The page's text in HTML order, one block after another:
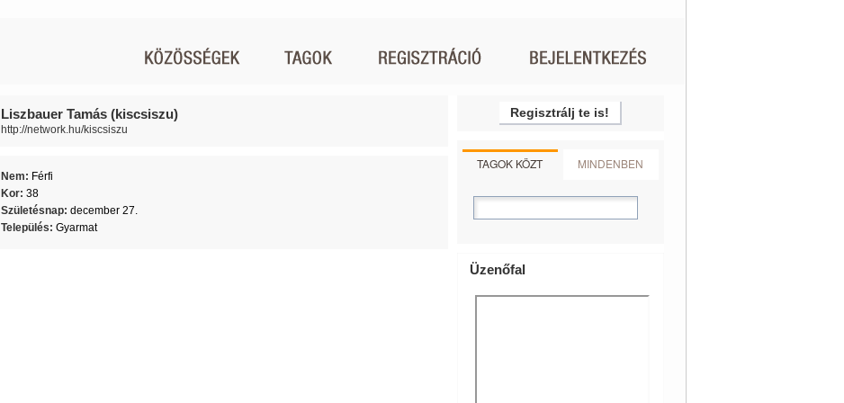
Liszbauer Tamás (kiscsiszu)
http://network.hu/kiscsiszu
Nem: Férfi
Kor: 38
Születésnap: december 27.
Település: Gyarmat
Regisztrálj te is!
TAGOK KÖZT MINDENBEN
Üzenőfal